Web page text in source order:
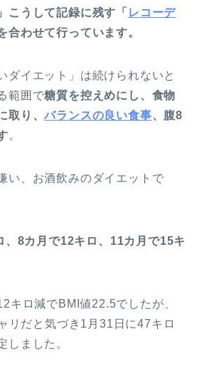
」こうして記録に残す「 レコーデ
合わせて行っています。
ダイエット」は続けられないと
範囲で糖質を控えめにし、食物
取り、バランスの良い食事、腹8
。
い、お酒飲みのダイエットで
、8カ月で12キロ、11カ月で15キ
キロ減でBMI値22.5でしたが、
リだと気づき1月31日に47キロ
しました。